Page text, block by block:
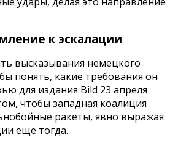
к эскалации
высказывания немецкого
понять, какие требования он
для издания Bild 23 апреля
чтобы западная коалиция
ракеты, явно выражая
еще тогда.